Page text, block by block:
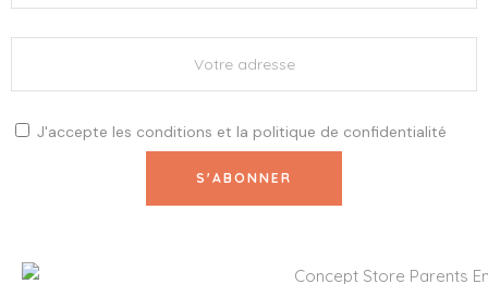
J'accepte les conditions et la politique de confidentialité